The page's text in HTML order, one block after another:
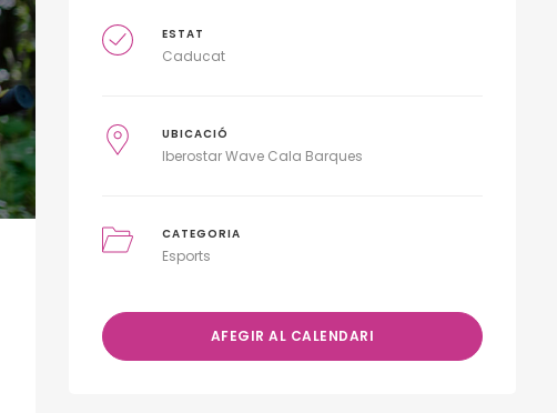
ESTAT
Caducat
UBICACIÓ
Iberostar Wave Cala Barques
CATEGORIA
Esports
AFEGIR AL CALENDARI